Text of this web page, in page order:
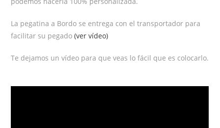
La pegatina a Bordo se entrega con el transportador para
facilitar su pegado(ver vídeo)
Te dejamos un vídeo para que veas lo fácil que es colocarlo.